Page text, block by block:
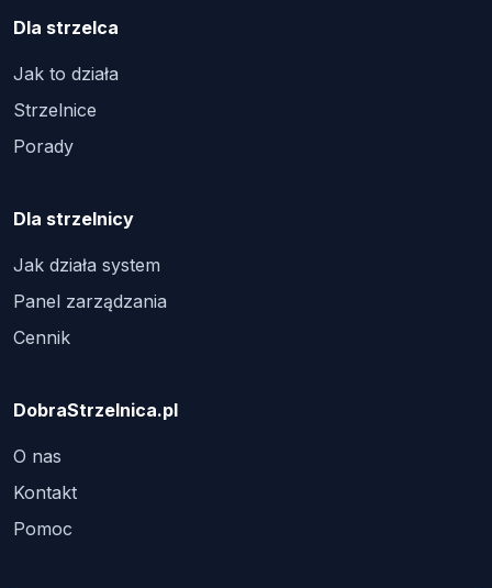
Dla strzelca
Jak to działa
Strzelnice
Porady
Dla strzelnicy
Jak działa system
Panel zarządzania
Cennik
DobraStrzelnica.pl
O nas
Kontakt
Pomoc